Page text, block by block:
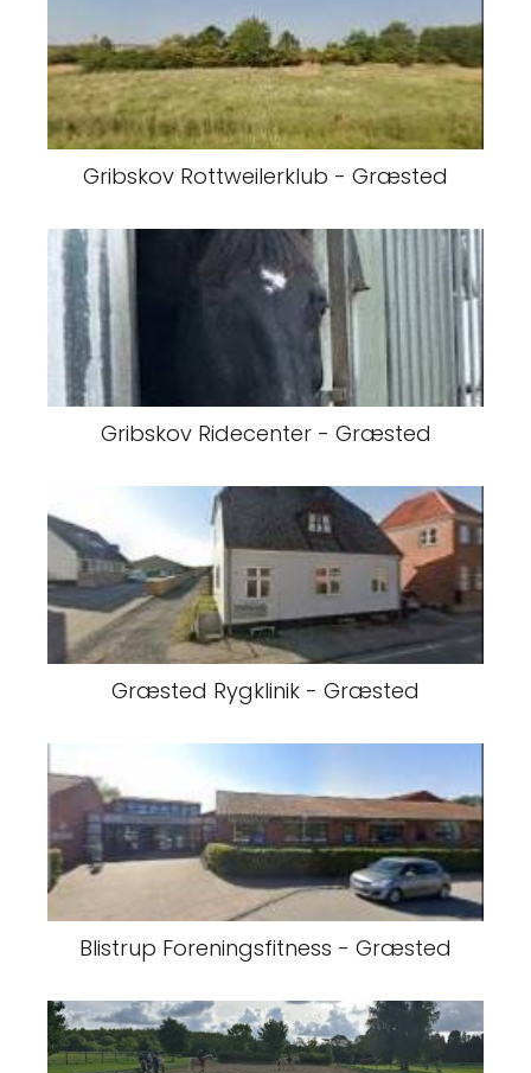
Gribskov Rottweilerklub - Græsted
Gribskov Ridecenter - Græsted
Græsted Rygklinik - Græsted
Blistrup Foreningsfitness - Græsted